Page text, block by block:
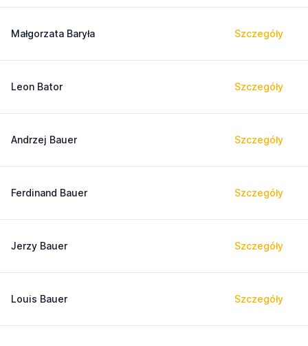
Małgorzata Baryła Szczegóły
Leon Bator Szczegóły
Andrzej Bauer Szczegóły
Ferdinand Bauer Szczegóły
Jerzy Bauer Szczegóły
Louis Bauer Szczegóły